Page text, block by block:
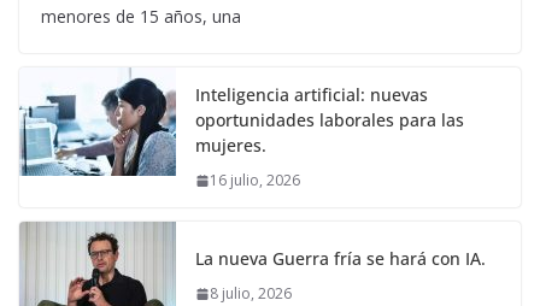
menores de 15 años, una
Inteligencia artificial: nuevas
oportunidades laborales para las
mujeres.
16 julio, 2026
La nueva Guerra fría se hará con IA.
8 julio, 2026